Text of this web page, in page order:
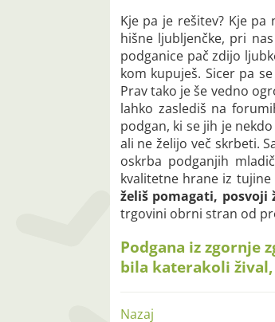
Kje pa je rešitev? Kje
hišne ljubljenčke, pri
podganice pač zdijo
kom kupuješ. Sicer pa
Prav tako je še vedno
lahko zaslediš na
podgan, ki se jih je
ali ne želijo več skrbeti.
oskrba podganjih
kvalitetne hrane iz
želiš pomagati, posvoji
trgovini obrni stran od
Podgana iz zgornje
bila katerakoli
Nazaj